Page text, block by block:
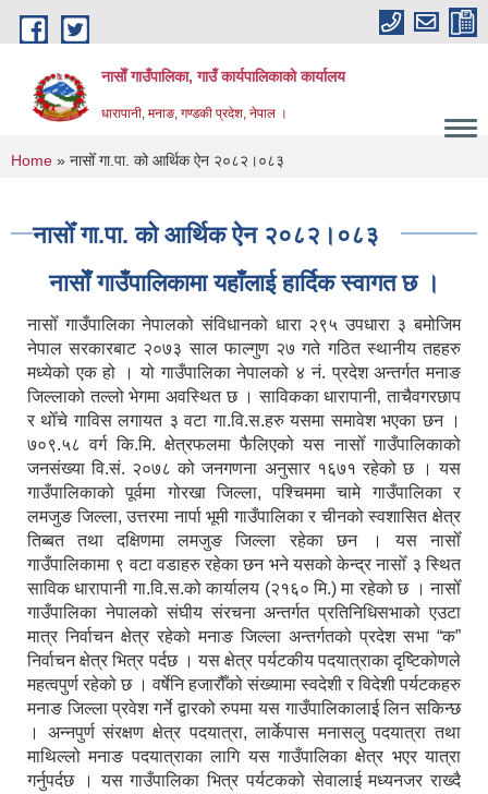
Skip to main content
नासाेँ गाउँपालिका, गाउँ कार्यपालिकाकाे कार्यालय
धारापानी, मनाङ, गण्डकी प्रदेश, नेपाल ।
You are here
Home » नासोँ गा.पा. को आर्थिक ऐन २०८२।०८३
नासोँ गा.पा. को आर्थिक ऐन २०८२।०८३
नासाेँ गाउँपालिकामा यहाँलाई हार्दिक स्वागत छ ।
नासोँ गाउँपालिका नेपालको संविधानको धारा २९५ उपधारा ३ बमोजिम
नेपाल सरकारबाट २०७३ साल फाल्गुण २७ गते गठित स्थानीय तहहरु
मध्येको एक हो । यो गाउँपालिका नेपालको ४ नं. प्रदेश अन्तर्गत मनाङ
जिल्लाको तल्लो भेगमा अवस्थित छ । साविकका धारापानी‚ ताचैवगरछाप
र थोँचे गाविस लगायत ३ वटा गा.वि.स.हरु यसमा समावेश भएका छन ।
७०९.५८ वर्ग कि.मि. क्षेत्रफलमा फैलिएको यस नासोँ गाउँपालिकाको
जनसंख्या वि.सं. २०७८ को जनगणना अनुसार १६७१ रहेको छ । यस
गाउँपालिकाको पूर्वमा गोरखा जिल्ला, पश्चिममा चामे गाउँपालिका र
लमजुङ जिल्ला, उत्तरमा नार्पा भूमी गाउँपालिका र चीनको स्वशासित क्षेत्र
तिब्बत तथा दक्षिणमा लमजुङ जिल्ला रहेका छन । यस नासोँ
गाउँपालिकामा ९ वटा वडाहरु रहेका छन भने यसको केन्द्र नासोँ ३ स्थित
साविक धारापानी गा.वि.स.को कार्यालय (२१६० मि.) मा रहेको छ । नासोँ
गाउँपालिका नेपालको संघीय संरचना अन्तर्गत प्रतिनिधिसभाको एउटा
मात्र निर्वाचन क्षेत्र रहेको मनाङ जिल्ला अन्तर्गतको प्रदेश सभा “क”
निर्वाचन क्षेत्र भित्र पर्दछ । यस क्षेत्र पर्यटकीय पदयात्राका दृष्टिकोणले
महत्वपुर्ण रहेको छ । वर्षेनि हजारौँको संख्यामा स्वदेशी र विदेशी पर्यटकहरु
मनाङ जिल्ला प्रवेश गर्ने द्वारको रुपमा यस गाउँपालिकालाई लिन सकिन्छ
। अन्नपुर्ण संरक्षण क्षेत्र पदयात्रा, लार्केपास मनासलु पदयात्रा तथा
माथिल्लो मनाङ पदयात्राका लागि यस गाउँपालिका क्षेत्र भएर यात्रा
गर्नुपर्दछ । यस गाउँपालिका भित्र पर्यटकको सेवालाई मध्यनजर राख्दै